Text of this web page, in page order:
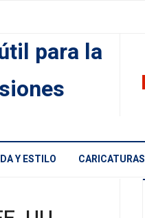
para la
Y ESTILO CARICATURAS